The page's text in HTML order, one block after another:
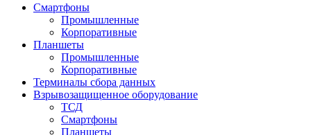
Смартфоны
Промышленные
Корпоративные
Планшеты
Промышленные
Корпоративные
Терминалы сбора данных
Взрывозащищенное оборудование
ТСД
Смартфоны
Планшеты